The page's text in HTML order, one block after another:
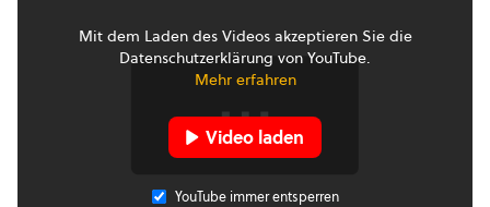
Mit dem Laden des Videos akzeptieren Sie die
Datenschutzerklärung von YouTube.
Mehr erfahren
Video laden
YouTube immer entsperren